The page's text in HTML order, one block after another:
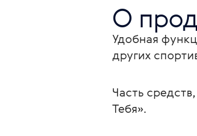
О
Удобная
других
Часть
Тебя».